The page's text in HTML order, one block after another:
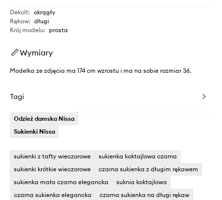
Dekolt: okrągły
Rękaw: długi
Krój modelu: prosta
Wymiary
Modelka ze zdjęcia ma 174 cm wzrostu i ma na sobie rozmiar 36.
Tagi
Odzież damska Nissa
Sukienki Nissa
sukienki z tafty wieczorowe
sukienka koktajlowa czarna
sukienki krótkie wieczorowe
czarna sukienka z długim rękawem
sukienka mała czarna elegancka
suknia koktajlowa
czarna sukienka elegancka
czarna sukienka na długi rękaw